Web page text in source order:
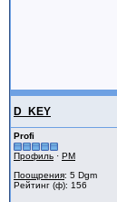
D_KEY
Profi
Профиль · PM
Поощрения: 5 Dgm
Рейтинг (ф): 156